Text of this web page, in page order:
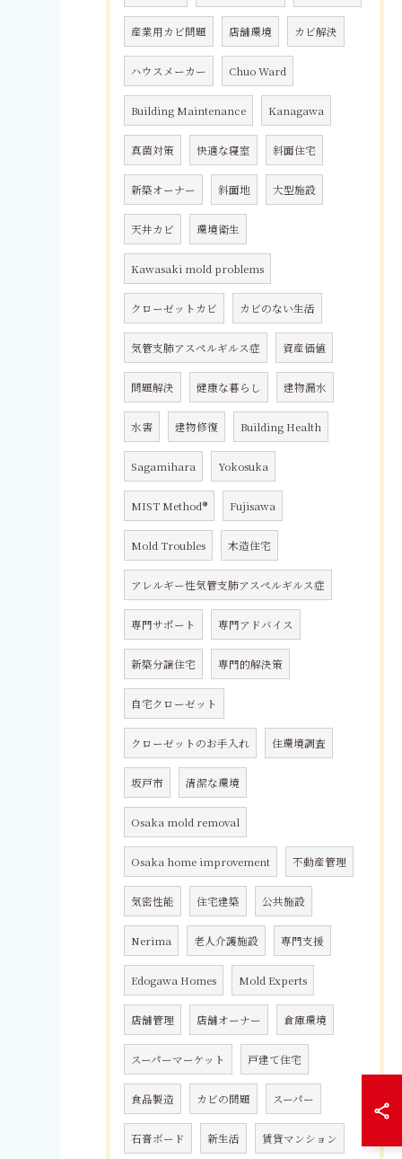
産業用カビ問題 店舗環境 カビ解決
ハウスメーカー Chuo Ward
Building Maintenance Kanagawa
真菌対策 快適な寝室 斜面住宅
新築オーナー 斜面地 大型施設
天井カビ 環境衛生
Kawasaki mold problems
クローゼットカビ カビのない生活
気管支肺アスペルギルス症 資産価値
問題解決 健康な暮らし 建物漏水
水害 建物修復 Building Health
Sagamihara Yokosuka
MIST Method® Fujisawa
Mold Troubles 木造住宅
アレルギー性気管支肺アスペルギルス症
専門サポート 専門アドバイス
新築分譲住宅 専門的解決策
自宅クローゼット
クローゼットのお手入れ 住環境調査
坂戸市 清潔な環境
Osaka mold removal
Osaka home improvement 不動産管理
気密性能 住宅建築 公共施設
Nerima 老人介護施設 専門支援
Edogawa Homes Mold Experts
店舗管理 店舗オーナー 倉庫環境
スーパーマーケット 戸建て住宅
食品製造 カビの問題 スーパー
石膏ボード 新生活 賃貸マンション